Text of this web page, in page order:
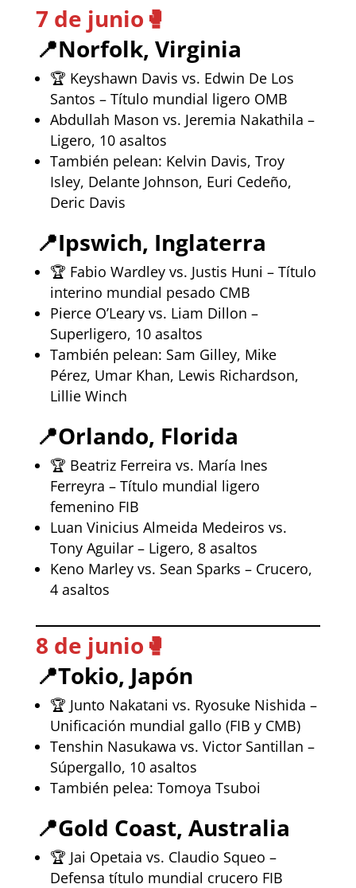
7 de junio 🥊
📍Norfolk, Virginia
🏆 Keyshawn Davis vs. Edwin De Los
Santos – Título mundial ligero OMB
Abdullah Mason vs. Jeremia Nakathila –
Ligero, 10 asaltos
También pelean: Kelvin Davis, Troy
Isley, Delante Johnson, Euri Cedeño,
Deric Davis
📍Ipswich, Inglaterra
🏆 Fabio Wardley vs. Justis Huni – Título
interino mundial pesado CMB
Pierce O’Leary vs. Liam Dillon –
Superligero, 10 asaltos
También pelean: Sam Gilley, Mike
Pérez, Umar Khan, Lewis Richardson,
Lillie Winch
📍Orlando, Florida
🏆 Beatriz Ferreira vs. María Ines
Ferreyra – Título mundial ligero
femenino FIB
Luan Vinicius Almeida Medeiros vs.
Tony Aguilar – Ligero, 8 asaltos
Keno Marley vs. Sean Sparks – Crucero,
4 asaltos
8 de junio 🥊
📍Tokio, Japón
🏆 Junto Nakatani vs. Ryosuke Nishida –
Unificación mundial gallo (FIB y CMB)
Tenshin Nasukawa vs. Victor Santillan –
Súpergallo, 10 asaltos
También pelea: Tomoya Tsuboi
📍Gold Coast, Australia
🏆 Jai Opetaia vs. Claudio Squeo –
Defensa título mundial crucero FIB